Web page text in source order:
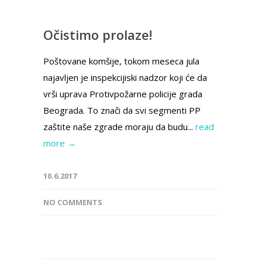
Očistimo prolaze!
Poštovane komšije, tokom meseca jula
najavljen je inspekcijiski nadzor koji će da
vrši uprava Protivpožarne policije grada
Beograda. To znači da svi segmenti PP
zaštite naše zgrade moraju da budu... read
more →
10.6.2017
NO COMMENTS